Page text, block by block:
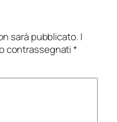
sarà pubblicato. I
contrassegnati*